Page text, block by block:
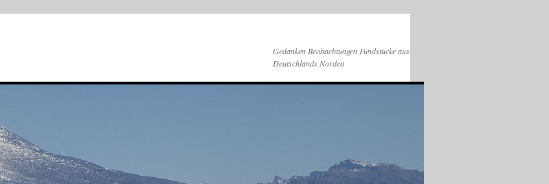
Gedanken Beobachtungen Fundstücke aus
Deutschlands Norden